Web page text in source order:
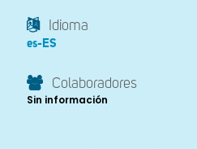
Idioma
es-ES
Colaboradores
Sin información